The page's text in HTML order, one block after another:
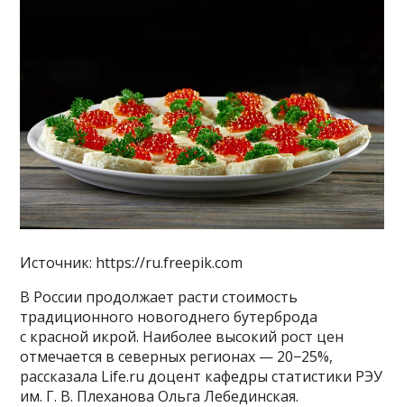
Источник: https://ru.freepik.com
В России продолжает расти стоимость
традиционного новогоднего бутерброда
с красной икрой. Наиболее высокий рост цен
отмечается в северных регионах — 20−25%,
рассказала Life.ru доцент кафедры статистики РЭУ
им. Г. В. Плеханова Ольга Лебединская.